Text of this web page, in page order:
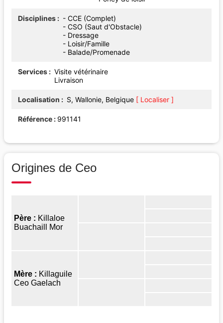
Disciplines
- CCE (Complet)
- CSO (Saut d'Obstacle)
- Dressage
- Loisir/Famille
- Balade/Promenade
Services
Visite vétérinaire
Livraison
Localisation S, Wallonie, Belgique [ Localiser ]
Référence 991141
Origines de Ceo
Père : Killaloe
Buachaill Mor
Mère : Killaguile
Ceo Gaelach